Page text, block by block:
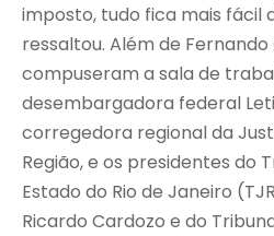
imposto, tudo fica mais fácil
ressaltou. Além de Fernando
compuseram a sala de
desembargadora federal
corregedora regional da
Região, e os presidentes do
Estado do Rio de Janeiro
Ricardo Cardozo e do